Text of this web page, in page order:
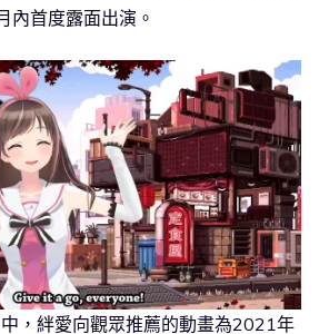
內首度露面出演。
，絆愛向觀眾推薦的動畫為2021年